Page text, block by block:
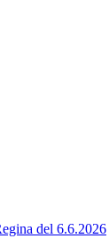
del 6.6.2026